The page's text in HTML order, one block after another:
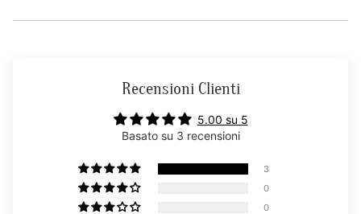
Recensioni Clienti
5.00 su 5
Basato su 3 recensioni
3
0
0